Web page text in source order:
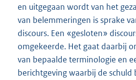
en uitgegaan wordt van het
van belemmeringen is sprake
discours. Een «gesloten»
omgekeerde. Het gaat daarbij
van bepaalde terminologie en
berichtgeving waarbij de